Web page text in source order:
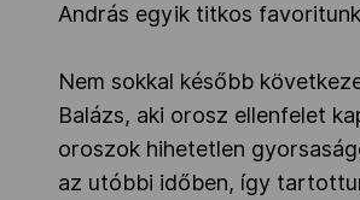
András egyik titkos
Nem sokkal később
Balázs, aki orosz ellenfelet
oroszok hihetetlen
az utóbbi időben, így